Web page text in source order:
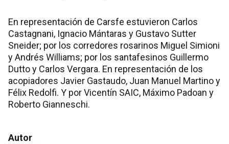
En representación de Carsfe estuvieron Carlos
Castagnani, Ignacio Mántaras y Gustavo Sutter
Sneider; por los corredores rosarinos Miguel Simioni
y Andrés Williams; por los santafesinos Guillermo
Dutto y Carlos Vergara. En representación de los
acopiadores Javier Gastaudo, Juan Manuel Martino y
Félix Redolfi. Y por Vicentín SAIC, Máximo Padoan y
Roberto Gianneschi.
Autor